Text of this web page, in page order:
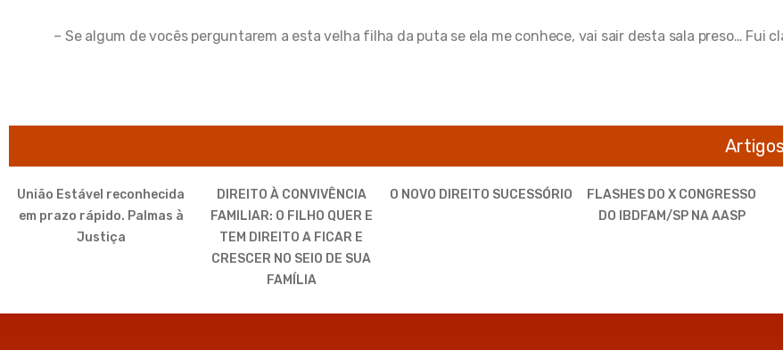
– Se algum de vocês perguntarem a esta velha filha da puta se ela me conhece, vai sair desta sala preso… Fui
União Estável reconhecida
em prazo rápido. Palmas à
Justiça
DIREITO À CONVIVÊNCIA
FAMILIAR: O FILHO QUER E
TEM DIREITO A FICAR E
CRESCER NO SEIO DE SUA
FAMÍLIA
O NOVO DIREITO SUCESSÓRIO
FLASHES DO X CONGRESSO
DO IBDFAM/SP NA AASP